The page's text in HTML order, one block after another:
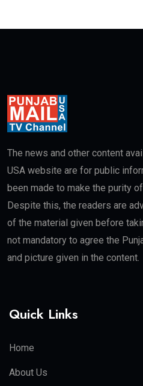
The news and other content
USA website are for public
been made to make the purity
Despite this, the readers are
of the material given before
not mandatory to agree the
and picture given in the content.
Quick Links
Home
About Us